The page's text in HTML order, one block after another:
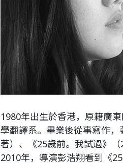
1980年出生於香港，原籍廣
學翻譯系。畢業後從事寫作
著）、《25歲前。我試過》
2010年，導演彭浩翔看到《